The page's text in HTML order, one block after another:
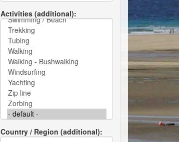
Activities (additional)
Country / Region (additional)